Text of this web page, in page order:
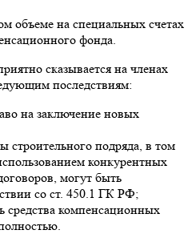
объеме на специальных счетах
фонда.
сказывается на членах
последствиям:
на заключение новых
строительного подряда, в том
конкурентных
могут быть
со ст. 450.1 ГК РФ;
средства компенсационных